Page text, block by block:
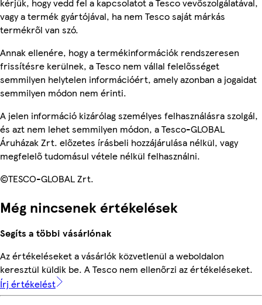
kérjük, hogy vedd fel a kapcsolatot a Tesco vevőszolgálatával,
vagy a termék gyártójával, ha nem Tesco saját márkás
termékről van szó.
Annak ellenére, hogy a termékinformációk rendszeresen
frissítésre kerülnek, a Tesco nem vállal felelősséget
semmilyen helytelen információért, amely azonban a jogaidat
semmilyen módon nem érinti.
A jelen információ kizárólag személyes felhasználásra szolgál,
és azt nem lehet semmilyen módon, a Tesco-GLOBAL
Áruházak Zrt. előzetes írásbeli hozzájárulása nélkül, vagy
megfelelő tudomásul vétele nélkül felhasználni.
©TESCO-GLOBAL Zrt.
Még nincsenek értékelések
Segíts a többi vásárlónak
Az értékeléseket a vásárlók közvetlenül a weboldalon
keresztül küldik be. A Tesco nem ellenőrzi az értékeléseket.
Írj értékelést